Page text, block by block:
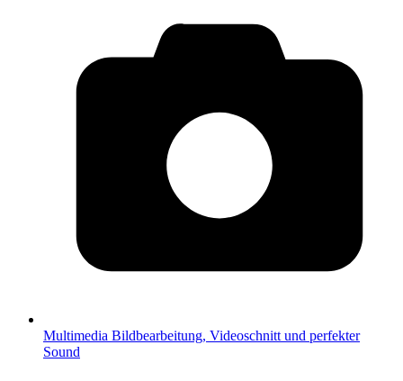
Multimedia Bildbearbeitung, Videoschnitt und perfekter
Sound